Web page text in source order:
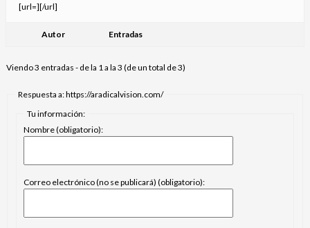
[url=][/url]
Autor Entradas
Viendo 3 entradas - de la 1 a la 3 (de un total de 3)
Respuesta a: https://aradicalvision.com/
Tu información:
Nombre (obligatorio):
Correo electrónico (no se publicará) (obligatorio):